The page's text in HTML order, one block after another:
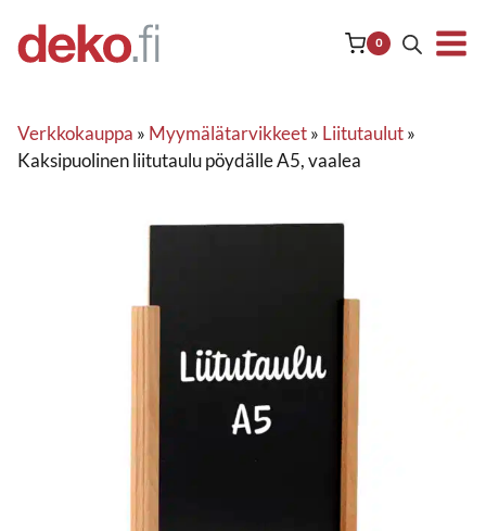
sisältöön
0
Verkkokauppa » Myymälätarvikkeet» Liitutaulut»
Kaksipuolinen liitutaulu pöydälle A5, vaalea